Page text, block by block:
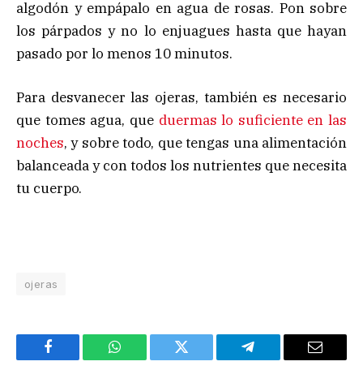
algodón y empápalo en agua de rosas. Pon sobre
los párpados y no lo enjuagues hasta que hayan
pasado por lo menos 10 minutos.
Para desvanecer las ojeras, también es necesario
que tomes agua, que duermas lo suficiente en las
noches, y sobre todo, que tengas una alimentación
balanceada y con todos los nutrientes que necesita
tu cuerpo.
ojeras
Facebook WhatsApp Twitter Telegram Email